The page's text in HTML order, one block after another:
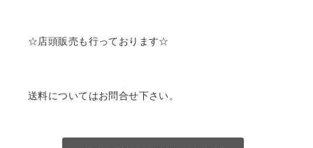
☆店頭販売も行っております☆
送料についてはお問合せ下さい。